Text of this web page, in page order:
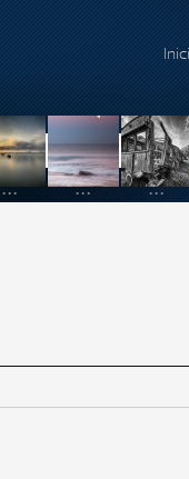
... ... ...